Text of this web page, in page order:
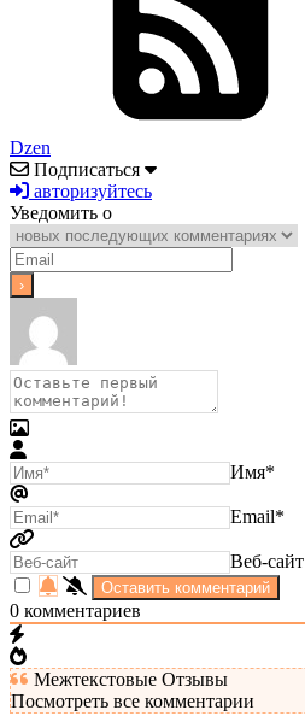
Dzen
Подписаться
авторизуйтесь
Уведомить о
Имя*
Email*
Веб-сайт
0 комментариев
Межтекстовые Отзывы
Посмотреть все комментарии